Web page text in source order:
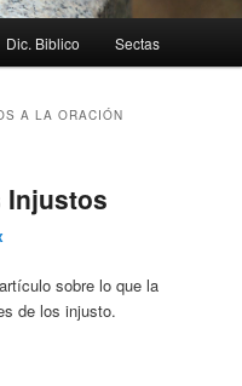
Dic. Biblico Sectas
A LA ORACIÓN
Injustos
sobre lo que la
de los injusto.